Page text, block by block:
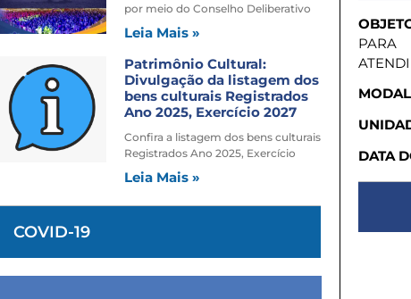
por meio do Conselho Deliberativo
Leia Mais »
Patrimônio Cultural:
Divulgação da listagem dos
bens culturais Registrados
Ano 2025, Exercício 2027
Confira a listagem dos bens culturais
Registrados Ano 2025, Exercício
Leia Mais »
COVID-19
PARA
DATA